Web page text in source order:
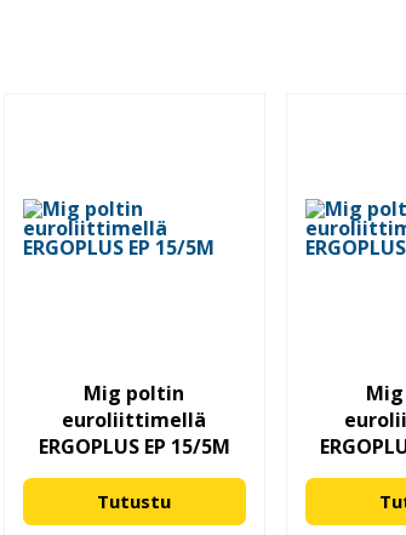
Mig poltin
euroliittimellä
ERGOPLUS EP 15/5M
Tutustu